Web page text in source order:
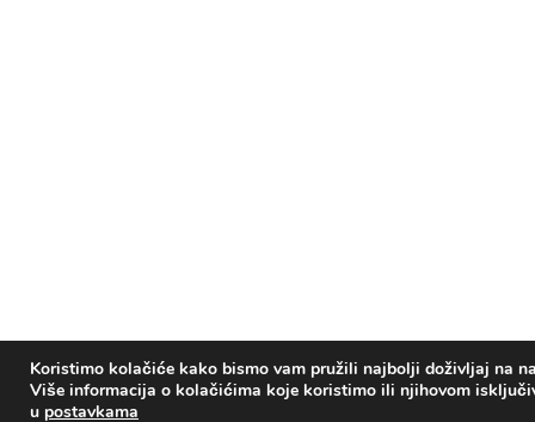
Koristimo kolačiće kako bismo vam pružili najbolji doživljaj na
Više informacija o kolačićima koje koristimo ili njihovom
u postavkama